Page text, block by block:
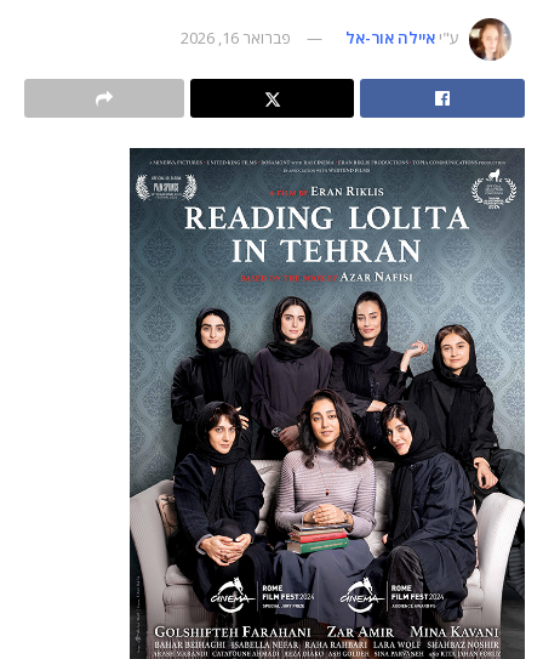
ע"י איילה אור-אל פברואר 16, 2026